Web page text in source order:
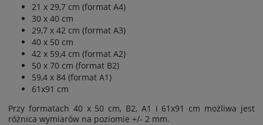
21 x 29,7 cm (format A4)
30 x 40 cm
29,7 x 42 cm (format A3)
40 x 50 cm
42 x 59,4 cm (format A2)
50 x 70 cm (format B2)
59,4 x 84 (format A1)
61x91 cm
Przy formatach 40 x 50 cm, B2, A1 i 61x91 cm możliwa jest
różnica wymiarów na poziomie +/- 2 mm.